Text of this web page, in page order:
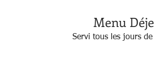
Menu
Servi tous les jours